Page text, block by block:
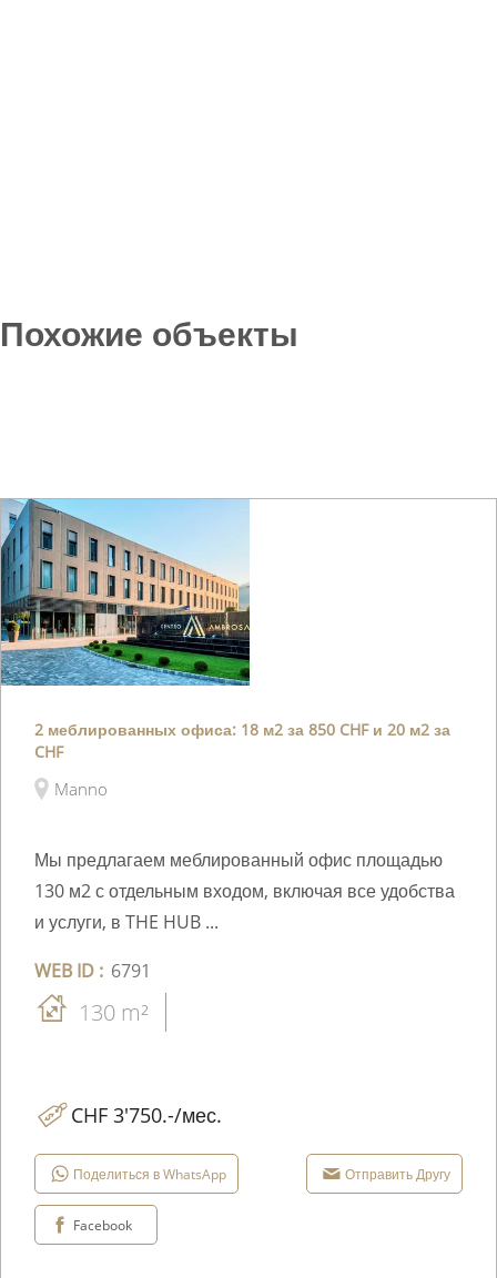
Похожие объекты
2 меблированных офиса: 18 м2 за 850 CHF и 20 м2 за
CHF
Manno
Мы предлагаем меблированный офис площадью
130 м2 с отдельным входом, включая все удобства
и услуги, в THE HUB ...
WEB ID : 6791
130 m²
CHF 3'750.-/мес.
Поделиться в WhatsApp Отправить Другу
Facebook